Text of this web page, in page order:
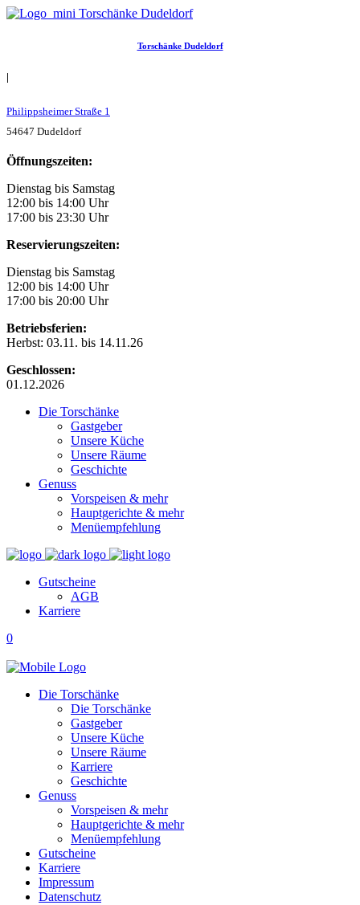
Torschänke Dudeldorf
|
Philippsheimer Straße 1
54647 Dudeldorf
Öffnungszeiten:
Dienstag bis Samstag
12:00 bis 14:00 Uhr
17:00 bis 23:30 Uhr
Reservierungszeiten:
Dienstag bis Samstag
12:00 bis 14:00 Uhr
17:00 bis 20:00 Uhr
Betriebsferien:
Herbst: 03.11. bis 14.11.26
Geschlossen:
01.12.2026
Die Torschänke
Gastgeber
Unsere Küche
Unsere Räume
Geschichte
Genuss
Vorspeisen & mehr
Hauptgerichte & mehr
Menüempfehlung
Gutscheine
AGB
Karriere
0
Die Torschänke
Die Torschänke
Gastgeber
Unsere Küche
Unsere Räume
Karriere
Geschichte
Genuss
Vorspeisen & mehr
Hauptgerichte & mehr
Menüempfehlung
Gutscheine
Karriere
Impressum
Datenschutz